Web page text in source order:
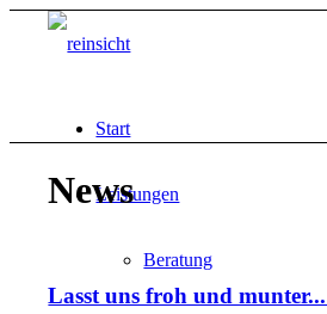
Start
Leistungen
Beratung
News
Lasst uns froh und